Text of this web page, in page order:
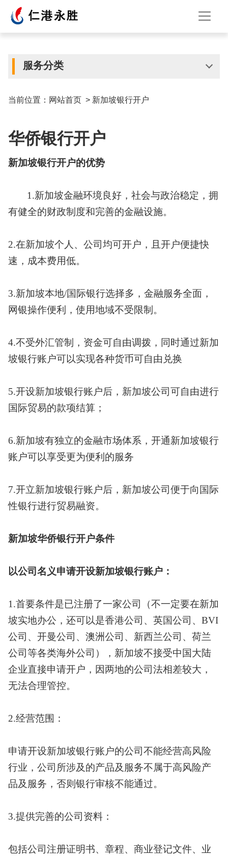
服务分类
当前位置： 网站首页 > 新加坡银行开户
华侨银行开户
新加坡银行开户的优势
1.新加坡金融环境良好，社会与政治稳定，拥
有健全的财政制度和完善的金融设施。
2.在新加坡个人、公司均可开户，且开户便捷快
速，成本费用低。
3.新加坡本地/国际银行选择多，金融服务全面，
网银操作便利，使用地域不受限制。
4.不受外汇管制，资金可自由调拨，同时通过新加
坡银行账户可以实现各种货币可自由兑换
5.开设新加坡银行账户后，新加坡公司可自由进行
国际贸易的款项结算；
6.新加坡有独立的金融市场体系，开通新加坡银行
账户可以享受更为便利的服务
7.开立新加坡银行账户后，新加坡公司便于向国际
性银行进行贸易融资。
新加坡华侨银行开户条件
以公司名义申请开设新加坡银行账户：
1.首要条件是已注册了一家公司（不一定要在新加
坡实地办公，还可以是香港公司、英国公司、BVI
公司、开曼公司、澳洲公司、新西兰公司、荷兰
公司等各类海外公司），新加坡不接受中国大陆
企业直接申请开户，因两地的公司法相差较大，
无法合理管控。
2.经营范围：
申请开设新加坡银行账户的公司不能经营高风险
行业，公司所涉及的产品及服务不属于高风险产
品及服务，否则银行审核不能通过。
3.提供完善的公司资料：
包括公司注册证明书、章程、商业登记文件、业